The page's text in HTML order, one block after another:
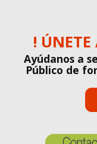
!
Ayúdanos a
Público de